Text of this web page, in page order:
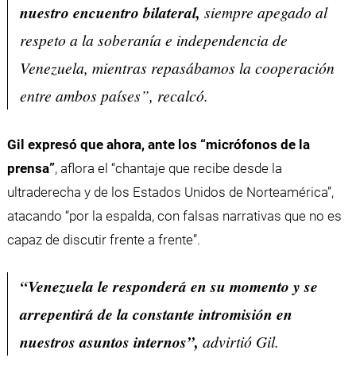
nuestro encuentro bilateral, siempre apegado al
respeto a la soberanía e independencia de
Venezuela, mientras repasábamos la cooperación
entre ambos países”, recalcó.
Gil expresó que ahora, ante los “micrófonos de la
prensa”, aflora el “chantaje que recibe desde la
ultraderecha y de los Estados Unidos de Norteamérica”,
atacando “por la espalda, con falsas narrativas que no es
capaz de discutir frente a frente”.
“Venezuela le responderá en su momento y se
arrepentirá de la constante intromisión en
nuestros asuntos internos”, advirtió Gil.